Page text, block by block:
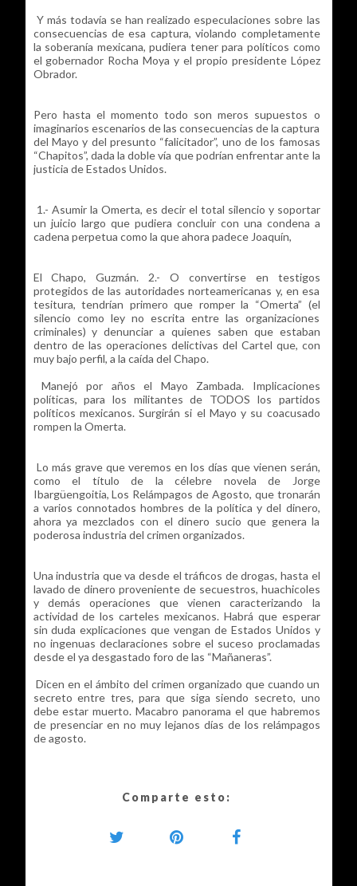
Y más todavía se han realizado especulaciones sobre las
consecuencias de esa captura, violando completamente
la soberanía mexicana, pudiera tener para políticos como
el gobernador Rocha Moya y el propio presidente López
Obrador.
Pero hasta el momento todo son meros supuestos o
imaginarios escenarios de las consecuencias de la captura
del Mayo y del presunto “falicitador”, uno de los famosas
“Chapitos”, dada la doble vía que podrían enfrentar ante la
justicia de Estados Unidos.
1.- Asumir la Omerta, es decir el total silencio y soportar
un juicio largo que pudiera concluir con una condena a
cadena perpetua como la que ahora padece Joaquín,
El Chapo, Guzmán. 2.- O convertirse en testigos
protegidos de las autoridades norteamericanas y, en esa
tesitura, tendrían primero que romper la “Omerta” (el
silencio como ley no escrita entre las organizaciones
criminales) y denunciar a quienes saben que estaban
dentro de las operaciones delictivas del Cartel que, con
muy bajo perfil, a la caída del Chapo.
Manejó por años el Mayo Zambada. Implicaciones
políticas, para los militantes de TODOS los partidos
políticos mexicanos. Surgirán si el Mayo y su coacusado
rompen la Omerta.
Lo más grave que veremos en los días que vienen serán,
como el título de la célebre novela de Jorge
Ibargüengoitia, Los Relámpagos de Agosto, que tronarán
a varios connotados hombres de la política y del dinero,
ahora ya mezclados con el dinero sucio que genera la
poderosa industria del crimen organizados.
Una industria que va desde el tráficos de drogas, hasta el
lavado de dinero proveniente de secuestros, huachicoles
y demás operaciones que vienen caracterizando la
actividad de los carteles mexicanos. Habrá que esperar
sin duda explicaciones que vengan de Estados Unidos y
no ingenuas declaraciones sobre el suceso proclamadas
desde el ya desgastado foro de las “Mañaneras”.
Dicen en el ámbito del crimen organizado que cuando un
secreto entre tres, para que siga siendo secreto, uno
debe estar muerto. Macabro panorama el que habremos
de presenciar en no muy lejanos días de los relámpagos
de agosto.
Comparte esto: